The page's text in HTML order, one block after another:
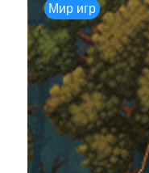
Мир игр